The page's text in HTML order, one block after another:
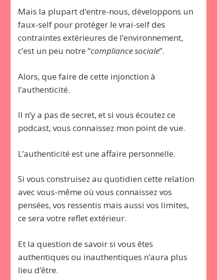
Mais la plupart d’entre-nous, développons un
faux-self pour protéger le vrai-self des
contraintes extérieures de l’environnement,
c’est un peu notre “compliance sociale”.
Alors, que faire de cette injonction à
l’authenticité.
Il n’y a pas de secret, et si vous écoutez ce
podcast, vous connaissez mon point de vue.
L’authenticité est une affaire personnelle.
Si vous construisez au quotidien cette relation
avec vous-même où vous connaissez vos
pensées, vos ressentis mais aussi vos limites,
ce sera votre reflet extérieur.
Et la question de savoir si vous êtes
authentiques ou inauthentiques n’aura plus
lieu d’être.